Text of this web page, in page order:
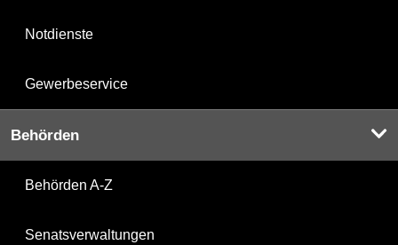
Notdienste
Gewerbeservice
Behörden
Behörden A-Z
Senatsverwaltungen